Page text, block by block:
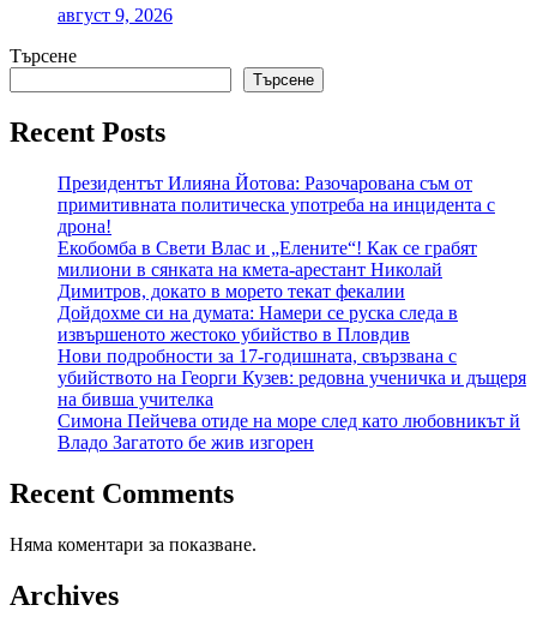
август 9, 2026
Търсене
Търсене
Recent Posts
Президентът Илияна Йотова: Разочарована съм от
примитивната политическа употреба на инцидента с
дрона!
Екобомба в Свети Влас и „Елените“! Как се грабят
милиони в сянката на кмета-арестант Николай
Димитров, докато в морето текат фекалии
Дойдохме си на думата: Намери се руска следа в
извършеното жестоко убийство в Пловдив
Нови подробности за 17-годишната, свързвана с
убийството на Георги Кузев: редовна ученичка и дъщеря
на бивша учителка
Симона Пейчева отиде на море след като любовникът й
Владо Загатото бе жив изгорен
Recent Comments
Няма коментари за показване.
Archives